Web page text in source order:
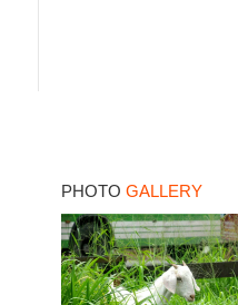
PHOTO GALLERY